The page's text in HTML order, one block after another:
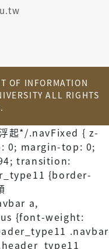
OF INFORMATION
ALL RIGHTS
起*/.navFixed { z-
0; margin-top: 0;
transition:
{border-
a,
{font-weight:
.navbar